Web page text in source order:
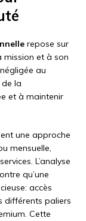
repose sur
mission et à son
au
la
et à maintenir
une approche
mensuelle,
L’analyse
qu’une
accès
différents paliers
Cette